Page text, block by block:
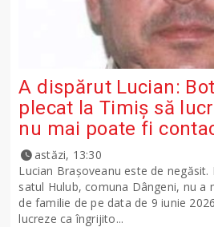
A dispărut Lucian:
plecat la Timiș să
nu mai poate fi
astăzi, 13:30
Lucian Brașoveanu este de
satul Hulub, comuna Dângeni, nu
de familie de pe data de 9 iunie
lucreze ca îngrijito...